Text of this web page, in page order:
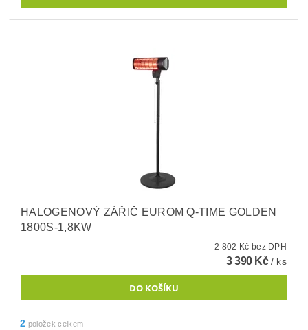
HALOGENOVÝ ZÁŘIČ EUROM Q-TIME GOLDEN
1800S-1,8KW
2 802 Kč bez DPH
3 390 Kč/ ks
2 položek celkem